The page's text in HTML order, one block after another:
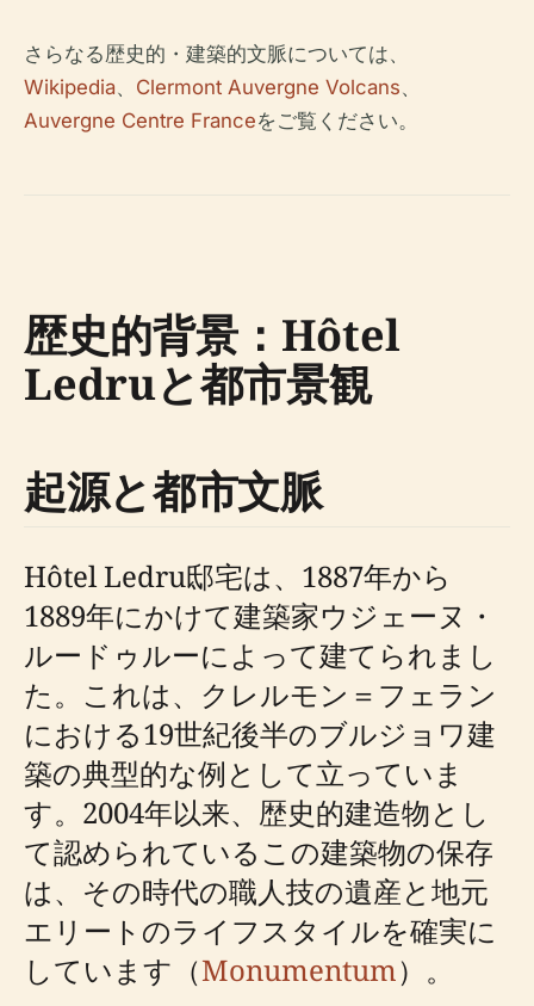
さらなる歴史的・建築的文脈については、
Wikipedia、 Clermont Auvergne Volcans、
Auvergne Centre Franceをご覧ください。
歴史的背景：Hôtel
Ledruと都市景観
起源と都市文脈
Hôtel Ledru邸宅は、1887年から
1889年にかけて建築家ウジェーヌ・
ルードゥルーによって建てられまし
た。これは、クレルモン＝フェラン
における19世紀後半のブルジョワ建
築の典型的な例として立っていま
す。2004年以来、歴史的建造物とし
て認められているこの建築物の保存
は、その時代の職人技の遺産と地元
エリートのライフスタイルを確実に
しています（Monumentum）。